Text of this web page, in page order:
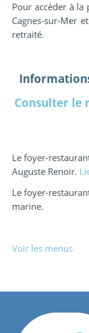
Pour accèder à
Cagnes-sur-Mer
retraité.
Consulter le
Le foyer-
Auguste Renoir.
Le foyer-
marine.
Voir les menus